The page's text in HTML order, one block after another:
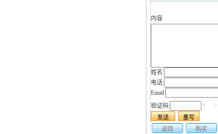
内容
姓名:
电话:
Email:
验证码:
返回 购买